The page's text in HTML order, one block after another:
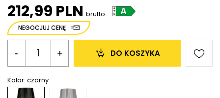
212,99 PLN brutto
NEGOCJUJ CENĘ
Kolor: czarny
- + DO KOSZYKA